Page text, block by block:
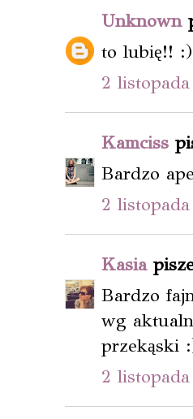
Unknown
to lubię!!
2
Kamciss
Bardzo
2
Kasia
Bardzo
wg
przekąski
2